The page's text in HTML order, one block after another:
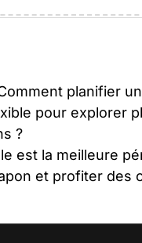
planifier
pour explorer
?
est la meilleure
et profiter des